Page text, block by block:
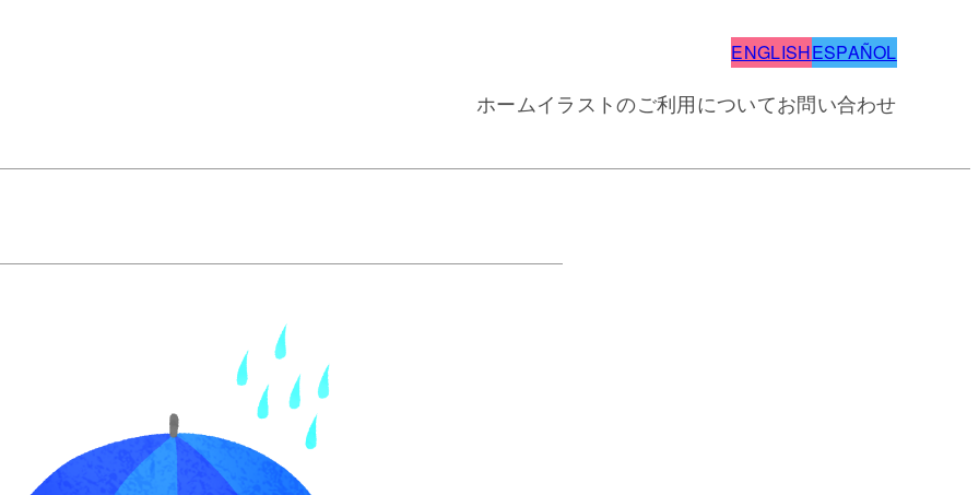
ENGLISHESPAÑOL
ホームイラストのご利用についてお問い合わせ